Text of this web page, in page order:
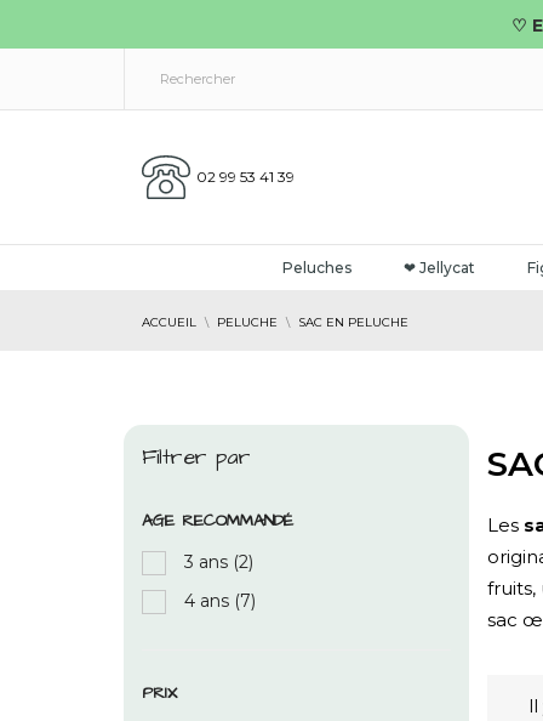
♡
02 99 53 41 39
Peluches ❤ Jellycat
ACCUEIL PELUCHE SAC EN PELUCHE
Filtrer par
AGE RECOMMANDÉ
3 ans (2)
4 ans (7)
PRIX
Les
fruits,
sac
Il